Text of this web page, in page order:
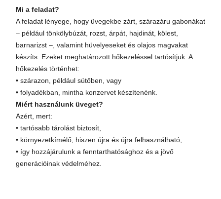
Mi a feladat?
A feladat lényege, hogy üvegekbe zárt, szárazáru gabonákat
– például tönkölybúzát, rozst, árpát, hajdinát, kölest,
barnarizst –, valamint hüvelyeseket és olajos magvakat
készíts. Ezeket meghatározott hőkezeléssel tartósítjuk. A
hőkezelés történhet:
• szárazon, például sütőben, vagy
• folyadékban, mintha konzervet készítenénk.
Miért használunk üveget?
Azért, mert:
• tartósabb tárolást biztosít,
• környezetkímélő, hiszen újra és újra felhasználható,
• így hozzájárulunk a fenntarthatósághoz és a jövő
generációinak védelméhez.